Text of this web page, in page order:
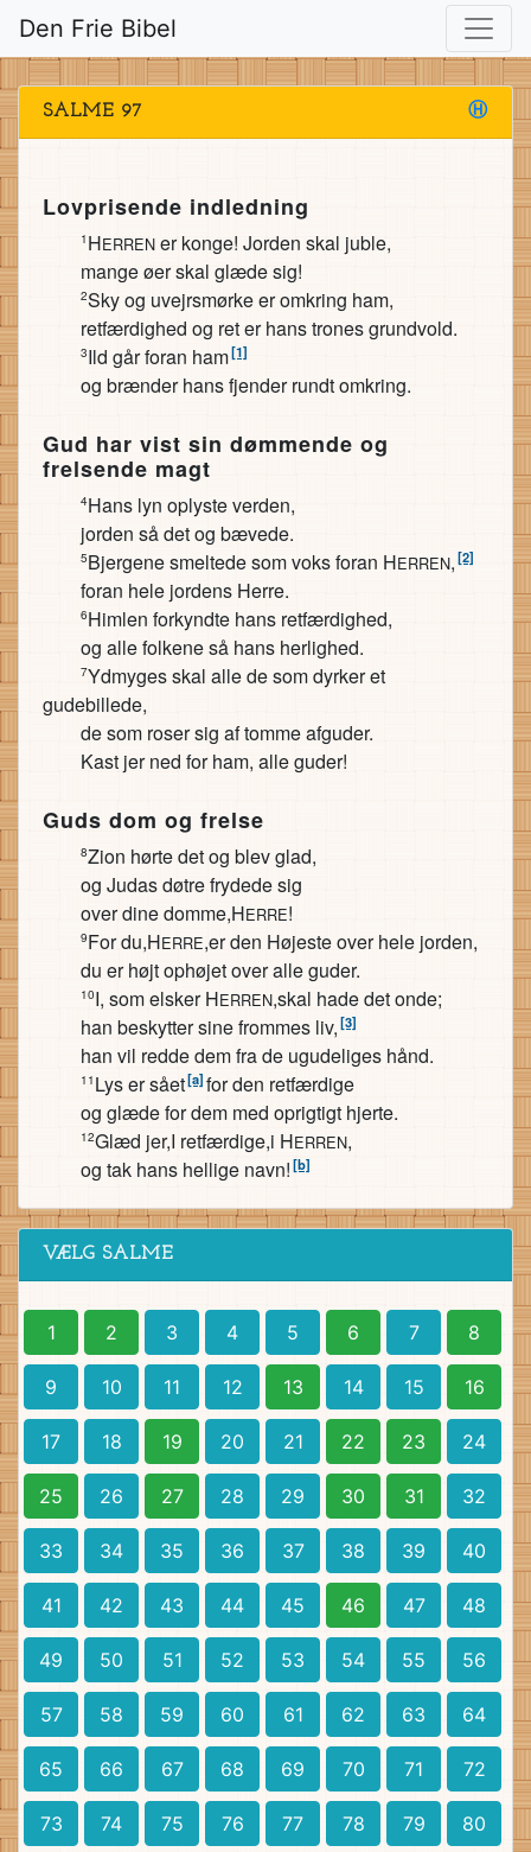
Den Frie Bibel
SALME 97 Ⓗ
Lovprisende indledning
1 HERREN er konge! Jorden skal juble,
mange øer skal glæde sig!
2Sky og uvejrsmørke er omkring ham,
retfærdighed og ret er hans trones grundvold.
3Ild går foran ham[1]
og brænder hans fjender rundt omkring.
Gud har vist sin dømmende og
frelsende magt
4Hans lyn oplyste verden,
jorden så det og bævede.
5Bjergene smeltede som voks foran HERREN,[2]
foran hele jordens Herre.
6Himlen forkyndte hans retfærdighed,
og alle folkene så hans herlighed.
7Ydmyges skal alle de som dyrker et
gudebillede,
de som roser sig af tomme afguder.
Kast jer ned for ham, alle guder!
Guds dom og frelse
8Zion hørte det og blev glad,
og Judas døtre frydede sig
over dine domme,HERRE!
9For du,HERRE,er den Højeste over hele jorden,
du er højt ophøjet over alle guder.
10I, som elsker HERREN,skal hade det onde;
han beskytter sine frommes liv,[3]
han vil redde dem fra de ugudeliges hånd.
11 Lys er sået[a]for den retfærdige
og glæde for dem med oprigtigt hjerte.
12Glæd jer,I retfærdige,i HERREN,
og tak hans hellige navn![b]
VÆLG SALME
1 2 3 4 5 6 7 8
9 10 11 12 13 14 15 16
17 18 19 20 21 22 23 24
25 26 27 28 29 30 31 32
33 34 35 36 37 38 39 40
41 42 43 44 45 46 47 48
49 50 51 52 53 54 55 56
57 58 59 60 61 62 63 64
65 66 67 68 69 70 71 72
73 74 75 76 77 78 79 80